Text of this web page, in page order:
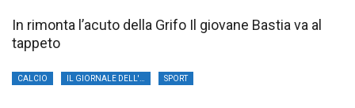
In rimonta l’acuto della Grifo Il giovane Bastia va al
tappeto
CALCIO SPORT